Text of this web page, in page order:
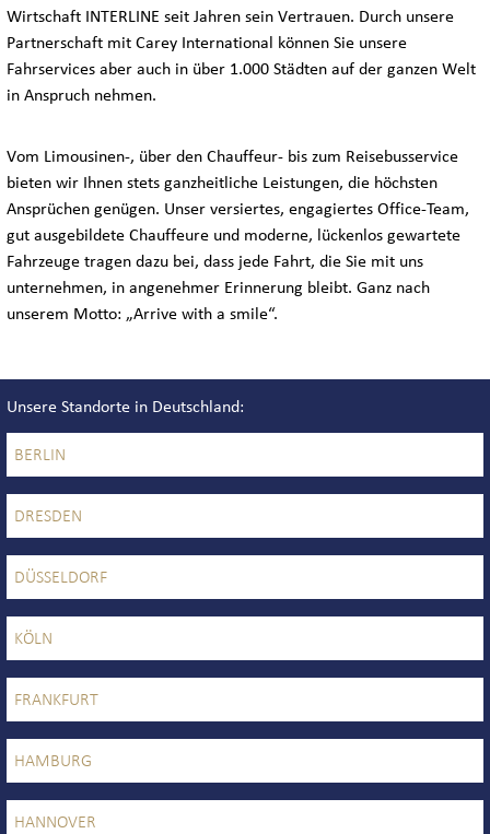
Wirtschaft INTERLINE seit Jahren sein Vertrauen. Durch unsere
Partnerschaft mit Carey International können Sie unsere
Fahrservices aber auch in über 1.000 Städten auf der ganzen Welt
in Anspruch nehmen.
Vom Limousinen-, über den Chauffeur- bis zum Reisebusservice
bieten wir Ihnen stets ganzheitliche Leistungen, die höchsten
Ansprüchen genügen. Unser versiertes, engagiertes Office-Team,
gut ausgebildete Chauffeure und moderne, lückenlos gewartete
Fahrzeuge tragen dazu bei, dass jede Fahrt, die Sie mit uns
unternehmen, in angenehmer Erinnerung bleibt. Ganz nach
unserem Motto: „Arrive with a smile“.
Unsere Standorte in Deutschland
BERLIN
DRESDEN
DÜSSELDORF
KÖLN
FRANKFURT
HAMBURG
HANNOVER